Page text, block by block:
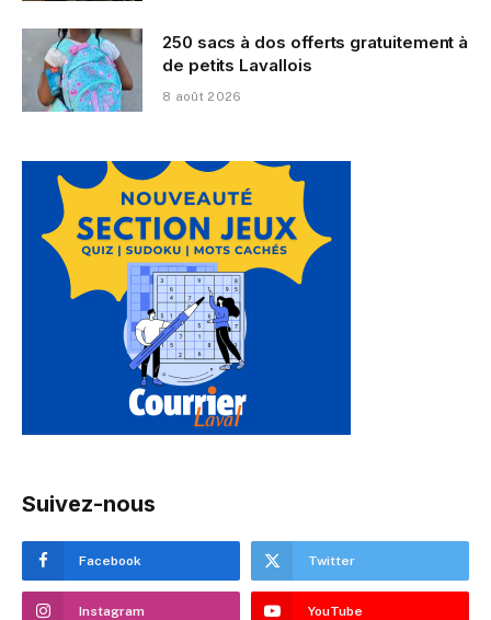
250 sacs à dos offerts gratuitement à
de petits Lavallois
8 août 2026
Suivez-nous
Facebook Twitter
Instagram YouTube